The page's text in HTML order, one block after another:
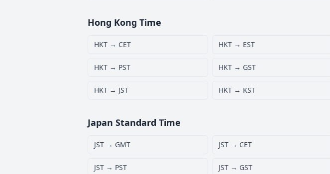
Hong Kong Time
HKT → CET HKT → EST
HKT → PST HKT → GST
HKT → JST HKT → KST
Japan Standard Time
JST → GMT JST → CET
JST → PST JST → GST